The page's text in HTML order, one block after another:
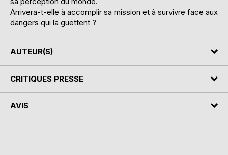
Arrivera-t-elle à accomplir sa mission et à survivre face aux
dangers qui la guettent ?
AUTEUR(S)
CRITIQUES PRESSE
AVIS